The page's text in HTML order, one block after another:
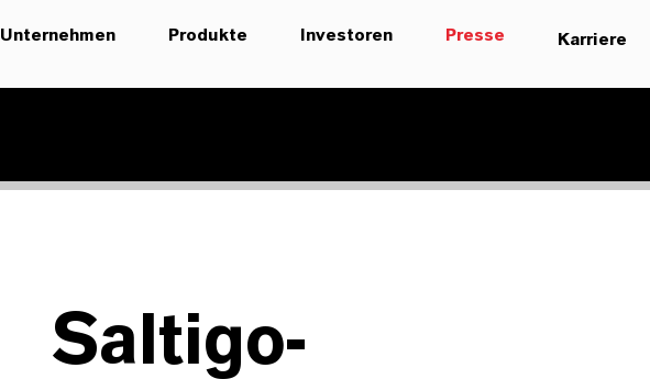
Unternehmen Produkte Investoren Presse Karriere
Saltigo-